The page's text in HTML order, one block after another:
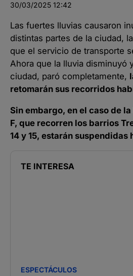
30/03/2025 12:42
Las fuertes lluvias causaron
distintas partes de la ciudad,
que el servicio de transporte
Ahora que la lluvia disminuyó
ciudad, paró completamente,
retomarán sus recorridos
Sin embargo, en el caso de
F, que recorren los barrios
14 y 15, estarán suspendidas
TE INTERESA
ESPECTÁCULOS